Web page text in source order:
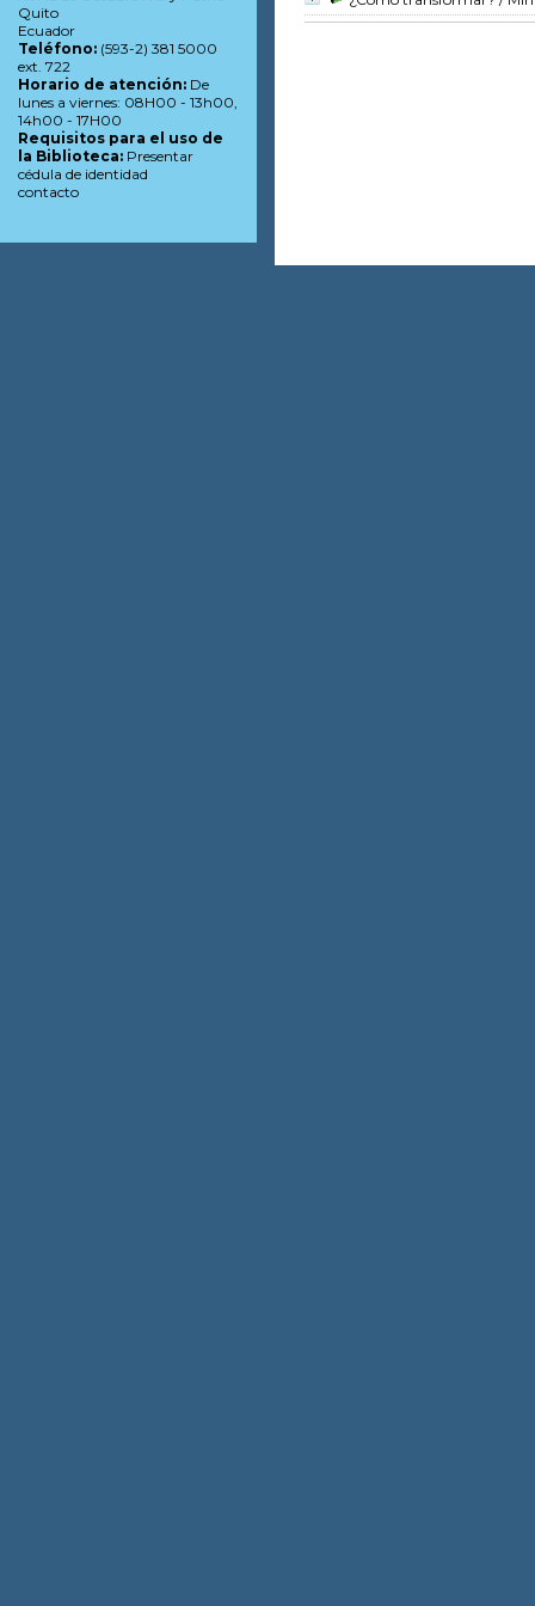
Quito
Ecuador
Teléfono: (593-2) 381 5000
ext. 722
Horario de atención: De
lunes a viernes: 08H00 - 13h00,
14h00 - 17H00
Requisitos para el uso de
la Biblioteca: Presentar
cédula de identidad
contacto